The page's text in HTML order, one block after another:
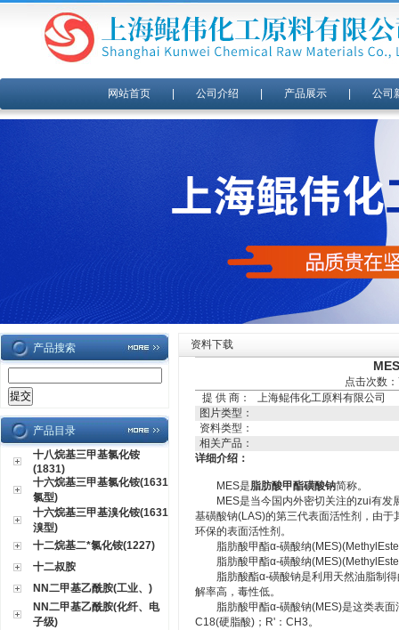
网站首页| 公司介绍 产品展示| 公司
产品搜索
产品目录
十八烷基三甲基氯化铵
(1831)
十六烷基三甲基氯化铵(1631
氯型)
十六烷基三甲基溴化铵(1631
溴型)
十二烷基二*氯化铵(1227)
十二叔胺
NN二甲基乙酰胺(工业、)
NN二甲基乙酰胺(化纤、电
子级)
资料下载
点击次数
提 供 商：
上海鲲伟化工原料有限公司
图片类型：
资料类型：
相关产品：
详细介绍：
MES是脂肪酸甲酯磺酸钠简称。
MES是当今国内外密切关注的zui有发
基磺酸钠(LAS)的第三代表面活性剂，由
环保的表面活性剂。
脂肪酸甲酯α-磺酸纳
脂肪酸甲酯α-磺酸纳
脂肪酸酯α-磺酸钠是利用天然油脂制得
解率高，毒性低。
脂肪酸甲酯α-磺酸钠(MES)是这类表面
C18(硬脂酸)；R'：CH3。